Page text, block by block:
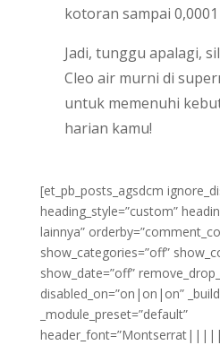
kotoran sampai
Jadi, tunggu apalagi,
Cleo air murni di
untuk memenuhi
harian kamu!
[et_pb_posts_agsdcm
heading_style=”custom”
lainnya”
show_categories=”off”
show_date=”off”
disabled_on=”on|on|on”
_module_preset=”default”